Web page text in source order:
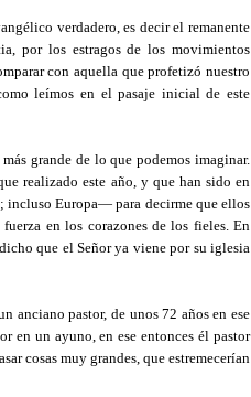
verdadero, es decir el remanente
por los estragos de los movimientos
con aquella que profetizó nuestro
leímos en el pasaje inicial de este
grande de lo que podemos imaginar.
realizado este año, y que han sido en
incluso Europa— para decirme que ellos
en los corazones de los fieles. En
que el Señor ya viene por su iglesia
anciano pastor, de unos 72 años en ese
en un ayuno, en ese entonces él pastor
cosas muy grandes, que estremecerían